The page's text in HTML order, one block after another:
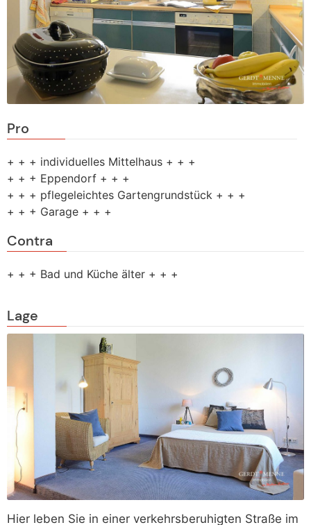
Pro
+ + + individuelles Mittelhaus + + +
+ + + Eppendorf + + +
+ + + pflegeleichtes Gartengrundstück + + +
+ + + Garage + + +
Contra
+ + + Bad und Küche älter + + +
Lage
Hier leben Sie in einer verkehrsberuhigten Straße im